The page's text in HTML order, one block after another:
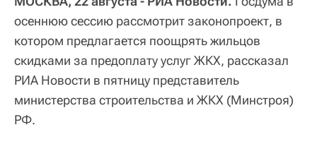
осеннюю сессию рассмотрит законопроект, в
котором предлагается поощрять жильцов
скидками за предоплату услуг ЖКХ, рассказал
РИА Новости в пятницу представитель
министерства строительства и ЖКХ (Минстроя)
РФ.